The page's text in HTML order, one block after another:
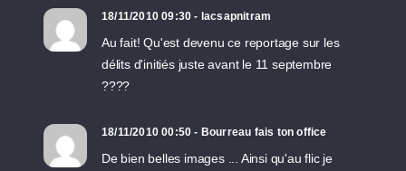
18/11/2010 09:30 - lacsapnitram
Au fait! Qu'est devenu ce reportage sur les
délits d'initiés juste avant le 11 septembre
????
18/11/2010 00:50 - Bourreau fais ton office
De bien belles images ... Ainsi qu'au flic je